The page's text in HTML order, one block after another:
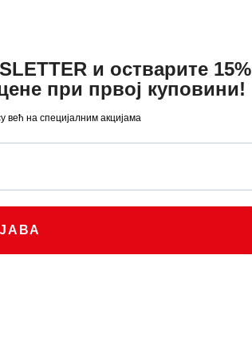
и остварите 15%
при првој куповини!
већ на специјалним акцијама